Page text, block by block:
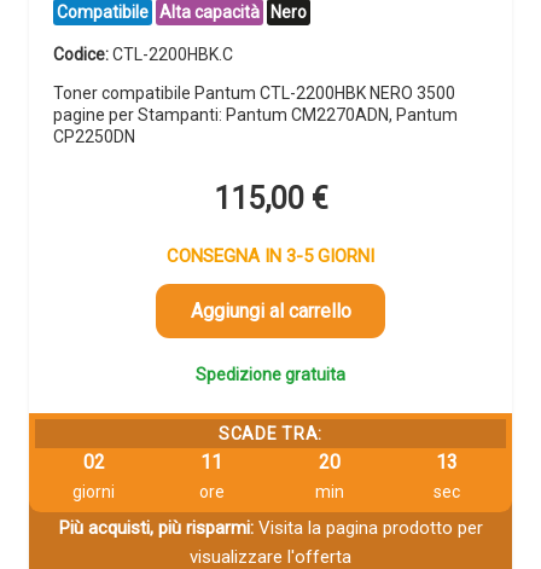
Compatibile Alta capacità Nero
Codice:CTL-2200HBK.C
Toner compatibile Pantum CTL-2200HBK NERO 3500
pagine per Stampanti: Pantum CM2270ADN, Pantum
CP2250DN
115,00 €
CONSEGNA IN 3-5 GIORNI
Aggiungi al carrello
Spedizione gratuita
SCADE TRA:
02
giorni
11
ore
20
min
12
sec
Più acquisti, più risparmi:Visita la pagina prodotto per
visualizzare l'offerta